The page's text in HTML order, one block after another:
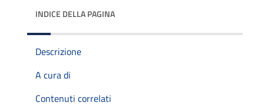
INDICE DELLA PAGINA
Descrizione
A cura di
Contenuti correlati